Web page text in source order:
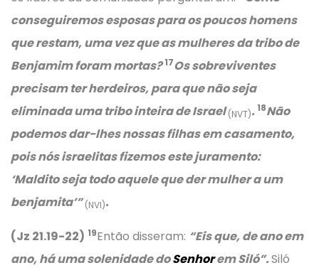
conseguiremos esposas para os poucos homens
que restam, uma vez que as mulheres da tribo de
Benjamim foram mortas?17Os sobreviventes
precisam ter herdeiros, para que não seja
eliminada uma tribo inteira de Israel(NVT).18Não
podemos dar-lhes nossas filhas em casamento,
pois nós israelitas fizemos este juramento:
‘Maldito seja todo aquele que der mulher a um
benjamita’”(NVI).
(Jz 21.19-22) 19Então disseram: “Eis que, de ano em
ano, há uma solenidade doSenhorem Siló”.Siló